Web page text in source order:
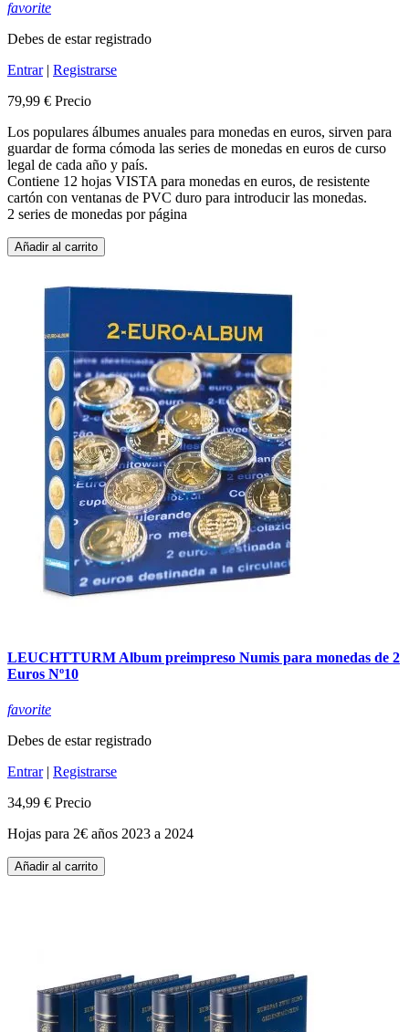
favorite
Debes de estar registrado
Entrar| Registrarse
79,99 € Precio
Los populares álbumes anuales para monedas en euros, sirven para
guardar de forma cómoda las series de monedas en euros de curso
legal de cada año y país.
Contiene 12 hojas VISTA para monedas en euros, de resistente
cartón con ventanas de PVC duro para introducir las monedas.
2 series de monedas por página
Añadir al carrito
LEUCHTTURM Album preimpreso Numis para monedas de 2
Euros Nº10
favorite
Debes de estar registrado
Entrar| Registrarse
34,99 € Precio
Hojas para 2€ años 2023 a 2024
Añadir al carrito